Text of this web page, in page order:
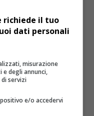
richiede il tuo
dati personali
misurazione
e degli annunci,
di servizi
e/o accedervi